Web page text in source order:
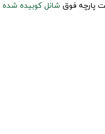
پارچه فوقشانل کوبیده شده